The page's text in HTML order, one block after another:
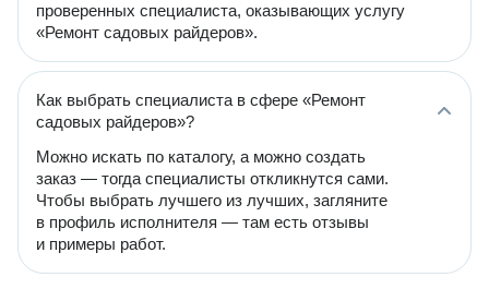
проверенных специалиста, оказывающих услугу
«Ремонт садовых райдеров».
Как выбрать специалиста в сфере «Ремонт
садовых райдеров»?
Можно искать по каталогу, а можно создать
заказ — тогда специалисты откликнутся сами.
Чтобы выбрать лучшего из лучших, загляните
в профиль исполнителя — там есть отзывы
и примеры работ.